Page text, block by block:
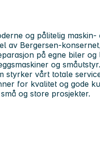
og pålitelig
av Bergersen-
på egne biler og
og
styrker vårt totale
for kvalitet og gode
og store prosjekter.